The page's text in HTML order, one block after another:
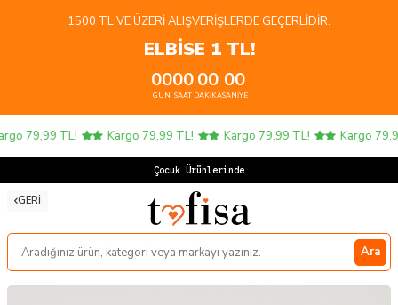
1500 TL VE ÜZERI ALIŞVERIŞLERDE GEÇERLIDIR.
ELBİSE 1 TL!
00
GÜN
00
SAAT
00
DAKIKA
00
SANIYE
79,99 TL! Kargo 79,99 TL! Kargo 79,99 TL! Kargo
Çocuk Ürünlerinde 4
GERI
Ara